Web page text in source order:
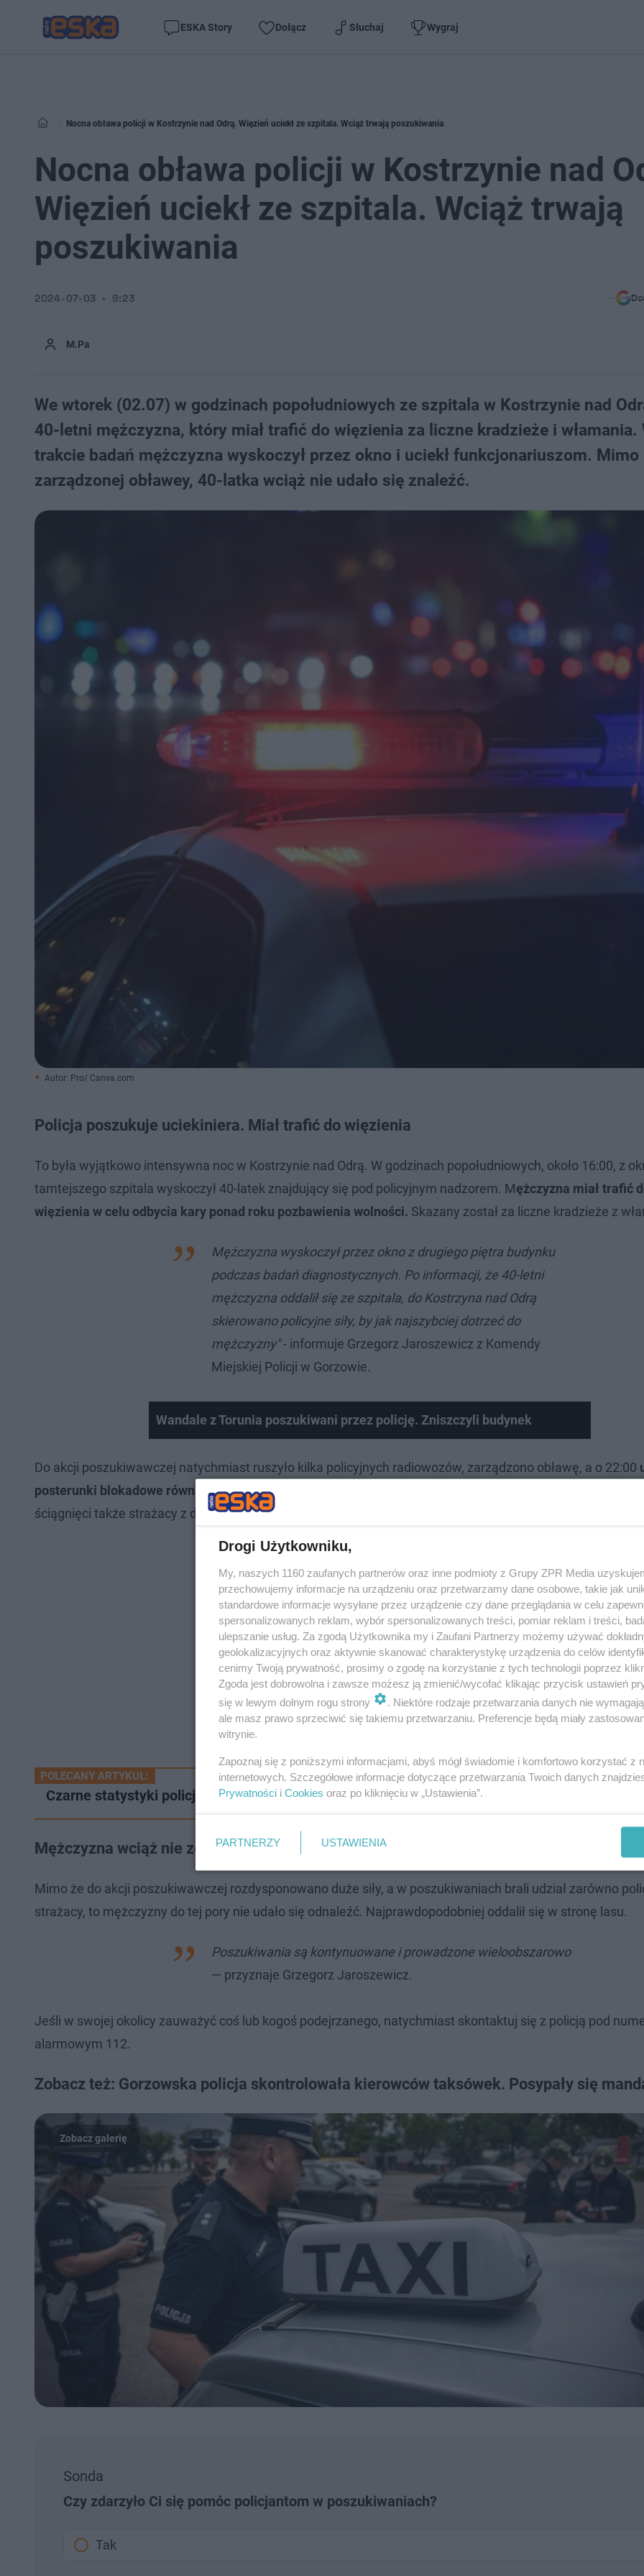
ESKA Story Dołącz Słuchaj Wygraj
Nocna obława policji w Kostrzynie nad Odrą. Więzień uciekł ze szpitala. Wciąż trwają poszukiwania
Nocna obława policji w Kostrzynie nad
Więzień uciekł ze szpitala. Wciąż trwają
poszukiwania
M.Pa
2024-07-03 9:23
We wtorek (02.07) w godzinach popołudniowych ze szpitala w Kostrzynie nad
40-letni mężczyzna, który miał trafić do więzienia za liczne kradzieże i włamania.
trakcie badań mężczyzna wyskoczył przez okno i uciekł funkcjonariuszom. Mimo
zarządzonej obławey, 40-latka wciąż nie udało się znaleźć.
Autor: Pro/ Canva.com
Policja poszukuje uciekiniera. Miał trafić do więzienia
To była wyjątkowo intensywna noc w Kostrzynie nad Odrą. W godzinach popołudniowych, około 16:00, z
tamtejszego szpitala wyskoczył 40-latek znajdujący się pod policyjnym nadzorem. Mężczyzna miał trafić
więzienia w celu odbycia kary ponad roku pozbawienia wolności. Skazany został za liczne kradzieże z
Mężczyzna wyskoczył przez okno z drugiego piętra budynku
podczas badań diagnostycznych. Po informacji, że 40-letni
mężczyzna oddalił się ze szpitala, do Kostrzyna nad Odrą
skierowano policyjne siły, by jak najszybciej dotrzeć do
mężczyzny"- informuje Grzegorz Jaroszewicz z Komendy
Miejskiej Policji w Gorzowie.
Wandale z Torunia poszukiwani przez policję. Zniszczyli budynek
Do akcji poszukiwawczej natychmiast ruszyło kilka policyjnych radiowozów, zarządzono obławę, a o 22:00
posterunki blokadowe również na drogach wyjazdowych z Kostrzyna nad Odrą.
ściągnięci także strażacy z dronem z jednostki OSP Santocko oraz OSP Bogdaniec.
POLECANY ARTYKUŁ:
Czarne statystyki policji. Tyle osób zginęło na lubuskich drogach. Liczba szoku…
Mężczyzna wciąż nie został odnaleziony
Mimo że do akcji poszukiwawczej rozdysponowano duże siły, a w poszukiwaniach brali udział zarówno
strażacy, to mężczyzny do tej pory nie udało się odnaleźć. Najprawdopodobniej oddalił się w stronę lasu.
Poszukiwania są kontynuowane i prowadzone wieloobszarowo
— przyznaje Grzegorz Jaroszewicz.
Jeśli w swojej okolicy zauważyć coś lub kogoś podejrzanego, natychmiast skontaktuj się z policją pod
alarmowym 112.
Zobacz też: Gorzowska policja skontrolowała kierowców taksówek. Posypały się
Sonda
Czy zdarzyło Ci się pomóc policjantom w poszukiwaniach?
Tak
Drogi Użytkowniku,
My, naszych 1160 zaufanych partnerów oraz inne podmioty z Grupy ZPR Media
przechowujemy informacje na urządzeniu oraz przetwarzamy dane osobowe, takie jak
standardowe informacje wysyłane przez urządzenie czy dane przeglądania w celu
spersonalizowanych reklam, wybór spersonalizowanych treści, pomiar reklam i treści,
ulepszanie usług. Za zgodą Użytkownika my i Zaufani Partnerzy możemy używać
geolokalizacyjnych oraz aktywnie skanować charakterystykę urządzenia do celów
cenimy Twoją prywatność, prosimy o zgodę na korzystanie z tych technologii poprzez
Zgoda jest dobrowolna i zawsze możesz ją zmienić/wycofać klikając przycisk ustawień
się w lewym dolnym rogu strony
. Niektóre rodzaje przetwarzania danych nie
ale masz prawo sprzeciwić się takiemu przetwarzaniu. Preferencje będą miały
witrynie.
Zapoznaj się z poniższymi informacjami, abyś mógł świadomie i komfortowo korzystać z
internetowych. Szczegółowe informacje dotyczące przetwarzania Twoich danych
Prywatności i Cookies oraz po kliknięciu w „Ustawienia”.
PARTNERZY USTAWIENIA